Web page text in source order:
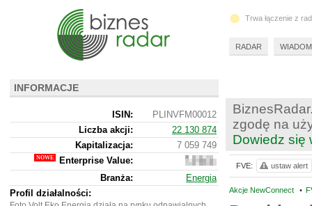
zgodę na
Dowiedz się
Akcje NewConnect •
FVE: ustaw alert
INFORMACJE
ISIN:
PLINVFM00012
Liczba akcji:
22 130 874
Kapitalizacja:
7 059 749
Enterprise Value:
8
963
749
Branża:
Energia
Profil działalności:
Trwa łączenie z
RADAR